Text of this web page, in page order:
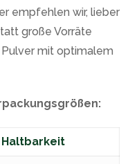
empfehlen wir, lieber
große Vorräte
mit optimalem
Haltbarkeit